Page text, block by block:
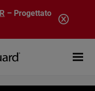
– Progettato
Open